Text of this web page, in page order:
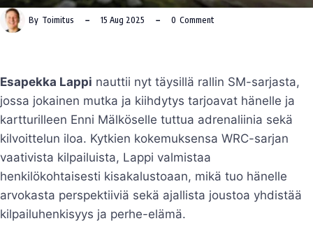
By Toimitus 15 Aug 2025 0 Comment
Esapekka Lappi nauttii nyt täysillä rallin SM-sarjasta,
jossa jokainen mutka ja kiihdytys tarjoavat hänelle ja
kartturilleen Enni Mälköselle tuttua adrenaliinia sekä
kilvoittelun iloa. Kytkien kokemuksensa WRC-sarjan
vaativista kilpailuista, Lappi valmistaa
henkilökohtaisesti kisakalustoaan, mikä tuo hänelle
arvokasta perspektiiviä sekä ajallista joustoa yhdistää
kilpailuhenkisyys ja perhe-elämä.